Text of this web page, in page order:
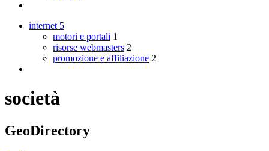
internet 5
motori e portali 1
risorse webmasters 2
promozione e affiliazione 2
società
GeoDirectory